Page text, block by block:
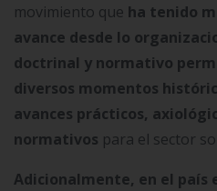
movimiento que ha tenido
avance desde lo
doctrinal y normativo
diversos momentos
avances prácticos,
normativos para el sector
Adicionalmente, en el país